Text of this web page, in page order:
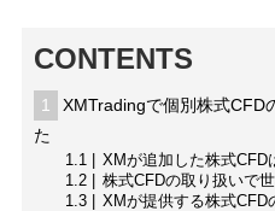
CONTENTS
1
XMTradingで個別株式CFD
た
1.1
XMが追加した株式CFD
1.2
株式CFDの取り扱いで
1.3
XMが提供する株式CFD